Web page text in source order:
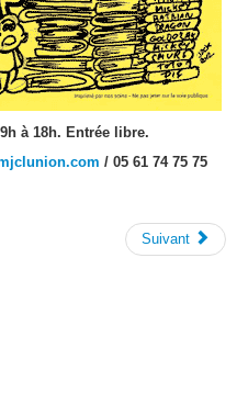
à 18h. Entrée libre.
/ 05 61 74 75 75
Suivant